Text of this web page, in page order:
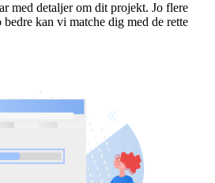
med detaljer om dit projekt. Jo flere
kan vi matche dig med de rette